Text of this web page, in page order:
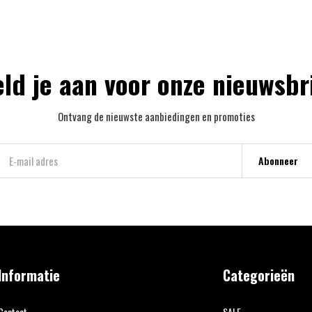
je aan voor onze
Ontvang de nieuwste aanbiedingen en promoties
Abonneer
Categorieën